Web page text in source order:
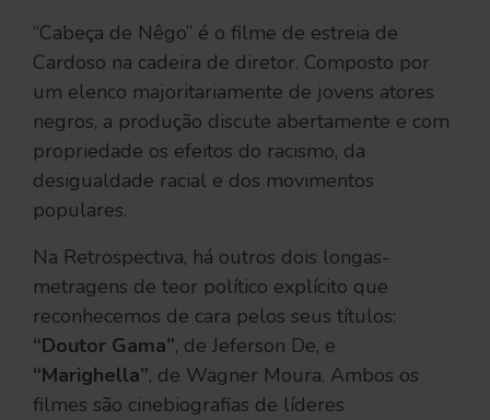
“Cabeça de Nêgo” é o filme de estreia de
Cardoso na cadeira de diretor. Composto por
um elenco majoritariamente de jovens atores
negros, a produção discute abertamente e com
propriedade os efeitos do racismo, da
desigualdade racial e dos movimentos
populares.
Na Retrospectiva, há outros dois longas-
metragens de teor político explícito que
reconhecemos de cara pelos seus títulos:
“Doutor Gama”, de Jeferson De, e
“Marighella”, de Wagner Moura. Ambos os
filmes são cinebiografias de líderes